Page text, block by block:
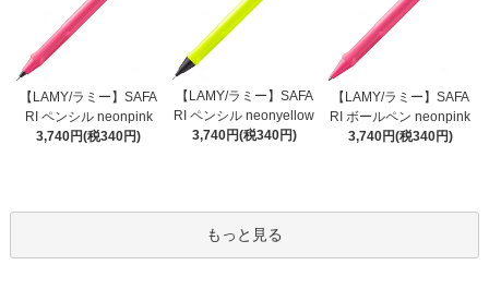
【LAMY/ラミー】SAFA
RI ペンシル neonpink
3,740円(税340円)
【LAMY/ラミー】SAFA
RI ペンシル neonyellow
3,740円(税340円)
【LAMY/ラミー】SAFA
RI ボールペン neonpink
3,740円(税340円)
もっと見る